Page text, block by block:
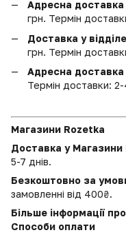
Адресна
грн. Термін
Доставка у
грн. Термін
Адресна
Термін доставки: 2-
Магазини Rozetka
Доставка у Магазини
5-7 днів.
Безкоштовно за
замовленні від 400₴.
Більше інформації
Способи оплати